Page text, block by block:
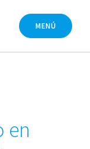
MENÚ
en